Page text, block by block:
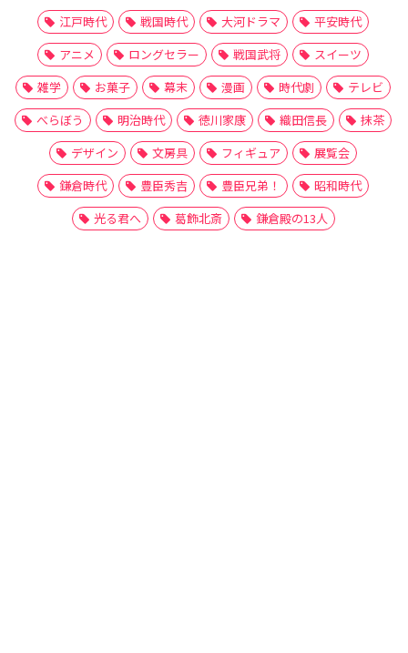
江戸時代 戦国時代 大河ドラマ
平安時代
アニメ
ロングセラー 戦国武将
スイーツ
雑学
お菓子 幕末 漫画 時代劇
テレビ
べらぼう
明治時代 徳川家康 織田信長
抹茶
デザイン
文房具 フィギュア
展覧会
鎌倉時代
豊臣秀吉 豊臣兄弟！
昭和時代
光る君へ
葛飾北斎 鎌倉殿の13人